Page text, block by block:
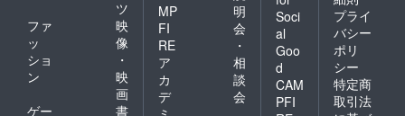
ツ
ファ
ッ
ショ
ン
映
像
・
映
画
ゲー
書
MP
FI
RE
ア
カ
デ
明
会
・
相
談
会
Soci
al
Goo
d
CAM
PFI
プライ
バシー
ポリ
シー
特定商
取引法